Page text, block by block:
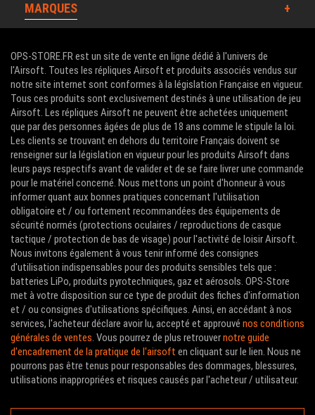
MARQUES
OPS-STORE.FR est un site de vente en ligne dédié à l'univers de
l'Airsoft. Toutes les répliques Airsoft et produits associés vendus sur
notre site internet sont conformes à la législation Française en vigueur.
Tous ces produits sont exclusivement destinés à une utilisation de jeu
Airsoft. Les répliques Airsoft ne peuvent être achetées uniquement
que par des personnes âgées de plus de 18 ans comme le stipule la loi.
Les clients se trouvant en dehors du territoire Français doivent se
renseigner sur la législation en vigueur pour les produits Airsoft dans
leurs pays respectifs avant de valider et de se faire livrer une commande
pour le matériel concerné. Nous mettons un point d'honneur à vous
informer quant aux bonnes pratiques concernant l'utilisation
obligatoire et / ou fortement recommandées des équipements de
sécurité normés (protections oculaires / reproductions de casque
tactique / protection de bas de visage) pour l'activité de loisir Airsoft.
Nous invitons également à vous tenir informé des consignes
d'utilisation indispensables pour des produits sensibles tels que :
batteries LiPo, produits pyrotechniques, gaz et aérosols. OPS-Store
met à votre disposition sur ce type de produit des fiches d'information
et / ou consignes d'utilisations spécifiques. Ainsi, en accédant à nos
services, l'acheteur déclare avoir lu, accepté et approuvé nos conditions
générales de ventes . Vous pourrez de plus retrouvernotre guide
d'encadrement de la pratique de l'airsoft en cliquant sur le lien. Nous ne
pourrons pas être tenus pour responsables des dommages, blessures,
utilisations inappropriées et risques causés par l'acheteur / utilisateur.